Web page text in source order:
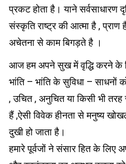
प्रकट होता है। याने सर्वसाधारण
संस्कृति राष्ट्र की आत्मा है ,
अचेतना से काम बिगड़ते है ।
आज हम अपने सुख में वृद्धि करने के
भांति – भांति के सुविधा – साधनों
, उचित , अनुचित या किसी भी तरह
हैं ,ऐसी विवेक हीनता से मनुष्य
दुखी हो जाता है।
हमारे पूर्वजों ने संसार हित के लिए